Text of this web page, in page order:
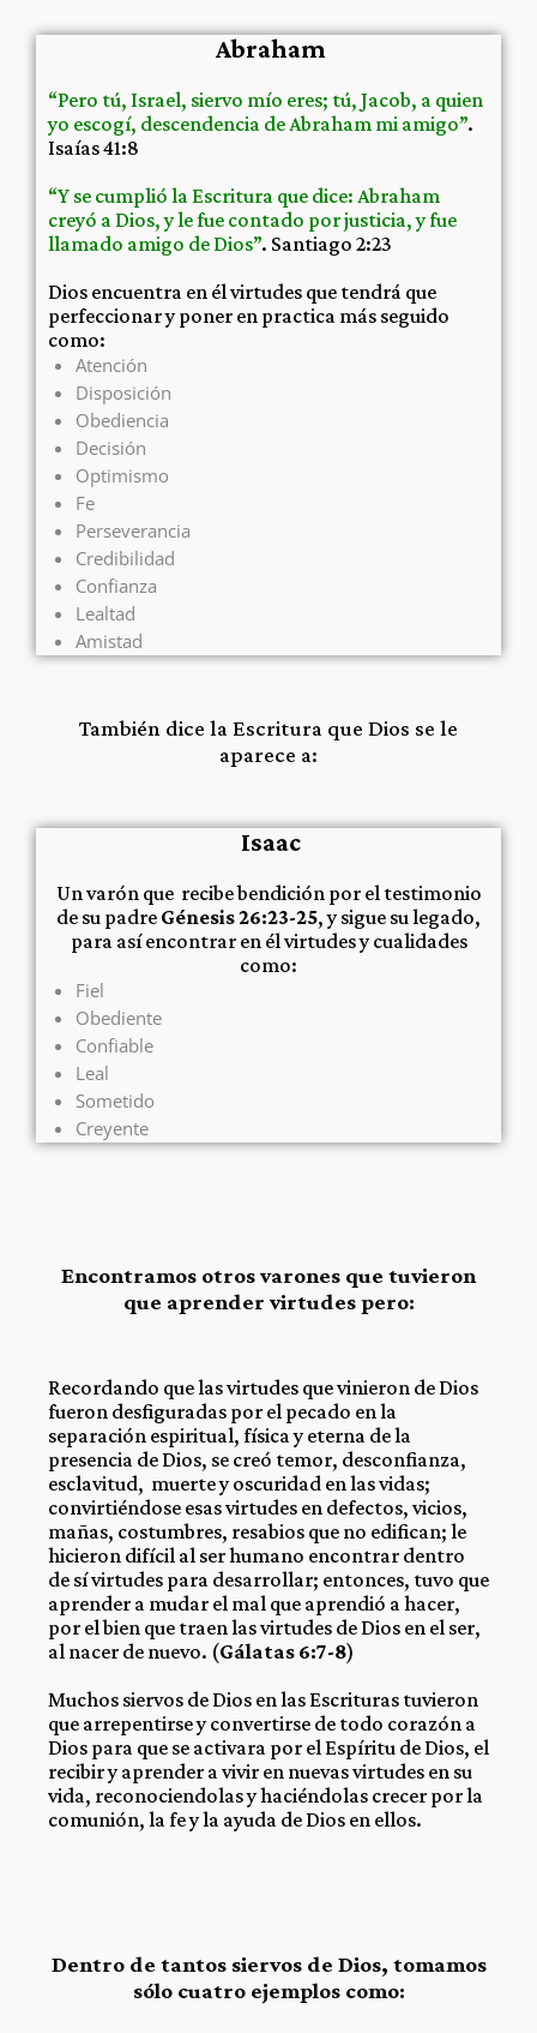
Abraham
“Pero tú, Israel, siervo mío eres; tú, Jacob, a quien
yo escogí, descendencia de Abraham mi amigo”.
Isaías 41:8
“Y se cumplió la Escritura que dice: Abraham
creyó a Dios, y le fue contado por justicia, y fue
llamado amigo de Dios”. Santiago 2:23
Dios encuentra en él virtudes que tendrá que
perfeccionar y poner en practica más seguido
como:
Atención
Disposición
Obediencia
Decisión
Optimismo
Fe
Perseverancia
Credibilidad
Confianza
Lealtad
Amistad
También dice la Escritura que Dios se le
aparece a:
Isaac
Un varón que recibe bendición por el testimonio
de su padre Génesis 26:23-25, y sigue su legado,
para así encontrar en él virtudes y cualidades
como:
Fiel
Obediente
Confiable
Leal
Sometido
Creyente
Encontramos otros varones que tuvieron
que aprender virtudes pero:
Recordando que las virtudes que vinieron de Dios
fueron desfiguradas por el pecado en la
separación espiritual, física y eterna de la
presencia de Dios, se creó temor, desconfianza,
esclavitud, muerte y oscuridad en las vidas;
convirtiéndose esas virtudes en defectos, vicios,
mañas, costumbres, resabios que no edifican; le
hicieron difícil al ser humano encontrar dentro
de sí virtudes para desarrollar; entonces, tuvo que
aprender a mudar el mal que aprendió a hacer,
por el bien que traen las virtudes de Dios en el ser,
al nacer de nuevo. (Gálatas 6:7-8)
Muchos siervos de Dios en las Escrituras tuvieron
que arrepentirse y convertirse de todo corazón a
Dios para que se activara por el Espíritu de Dios, el
recibir y aprender a vivir en nuevas virtudes en su
vida, reconociendolas y haciéndolas crecer por la
comunión, la fe y la ayuda de Dios en ellos.
Dentro de tantos siervos de Dios, tomamos
sólo cuatro ejemplos como: